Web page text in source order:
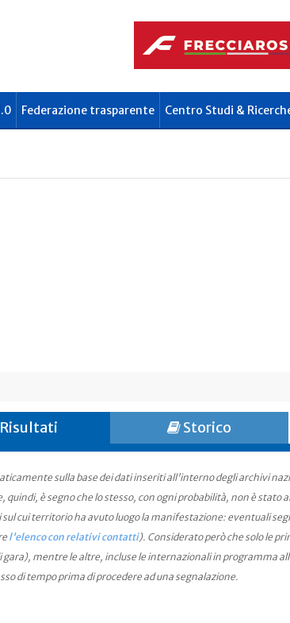
Federazione trasparente Centro Studi &
Storico
sulla base dei dati inseriti all'interno degli archivi
è segno che lo stesso, con ogni probabilità, non è stato
cui territorio ha avuto luogo la manifestazione: eventuali
l'elenco con relativi contatti). Considerato però che solo le
mentre le altre, incluse le internazionali in programma
di tempo prima di procedere ad una segnalazione.